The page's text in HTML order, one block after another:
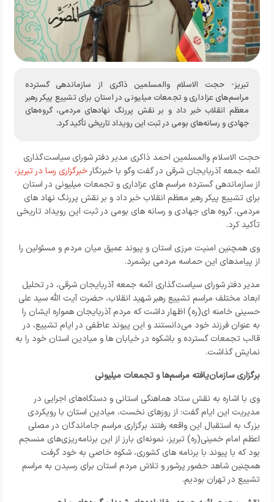
تبریز- حجت الاسلام والمسلمین ذاکری از سازماندهی گسترده
مراسم‌های عزاداری و تجمعات میلیونی در استان برای تشییع پیکر رهبر
معظم انقلاب خبر داد و بر نقش پررنگ نهادهای مردمی، گروه‌های
جهادی و رسانه‌های بومی در ثبت این رویداد تاریخی تأکید کرد.
حجت الاسلام والمسلمین احمد ذاکری مدیر دفتر شورای سیاست‌گذاری
ائمه جمعه آذربایجان شرقی در گفت وگو با خبرنگار خبرگزاری رسا در تبریز،
از سازماندهی گسترده مراسم‌ های عزاداری و تجمعات میلیونی در استان
برای تشییع پیکر رهبر معظم انقلاب خبر داد و بر نقش پررنگ نهاد های
مردمی، گروه‌ های جهادی و رسانه‌ های بومی در ثبت این رویداد تاریخی
تأکید کرد.
وی همچنین امنیت مرزی استان و پیوند عمیق میان مردم و مسئولین را
از پیامدهای این حماسه مردمی برشمرد.
مدیر دفتر شورای سیاست‌گذاری ائمه جمعه آذربایجان شرقی، در تحلیل
ابعاد مختلف مراسم تشییع رهبر شهید انقلاب، حضرت آیت الله سید علی
حسینی خامنه ای(ره) اظهار داشت که مردم آذربایجان همواره ایشان را
به عنوان فرزند خود می‌دانستند و این پیوند عاطفی در ایام تشییع، در
قالب تجمعات گسترده و باشکوه در خیابان‌ ها و میادین استان خود را به
نمایش گذاشت.
برگزاری سازمان‌یافته مراسم‌ها و تجمعات میلیونی
وی با اشاره به نقش ستاد هماهنگی استانی و دستگاه‌های اجرایی در
مدیریت این ایام گفت: از روزهای نخست، میادین استان با رویکردی
بزرگ به استقبال این واقعه رفتند برگزاری مراسم جاماندگان در مصلی
اعظم امام خمینی(ره) تبریز، نمونه‌ای بارز از این برنامه‌ریزی‌های منسجم
بود که با پیوند با برنامه‌ های کشوری، شکوه خاصی به خود گرفت
همچنین شاهد حضور پرشور و تلاش مردم استان برای رسیدن به مراسم
تشییع در تهران بودیم.